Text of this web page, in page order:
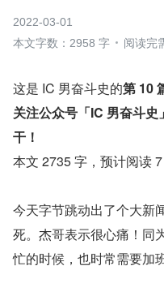
2022-03-01
本文字数：2958 字
阅读完
这是 IC 男奋斗史的第 10
关注公众号「IC 男奋斗
干！
本文 2735 字，预计阅读 7
今天字节跳动出了个大新
死。杰哥表示很心痛！同
忙的时候，也时常需要加